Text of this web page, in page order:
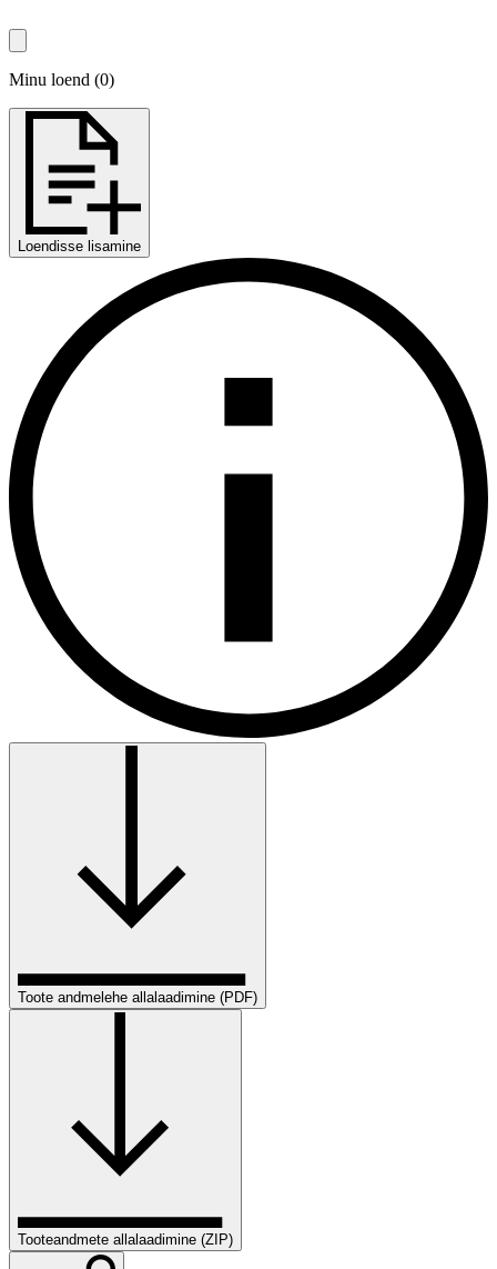
Minu loend (0)
Loendisse lisamine
Toote andmelehe allalaadimine (PDF)
Tooteandmete allalaadimine (ZIP)